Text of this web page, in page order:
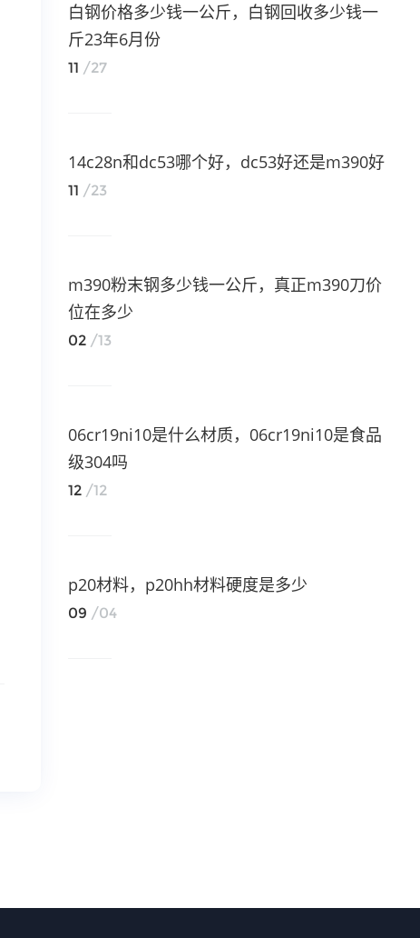
白钢价格多少钱一公斤，白钢回收多少钱一
斤23年6月份
11 /27
14c28n和dc53哪个好，dc53好还是m390好
11 /23
m390粉末钢多少钱一公斤，真正m390刀价
位在多少
02 /13
06cr19ni10是什么材质，06cr19ni10是食品
级304吗
12 /12
p20材料，p20hh材料硬度是多少
09 /04